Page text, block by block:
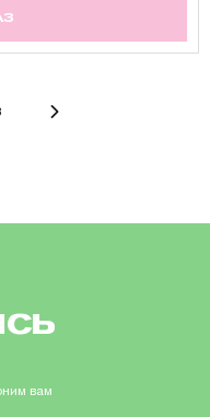
вам